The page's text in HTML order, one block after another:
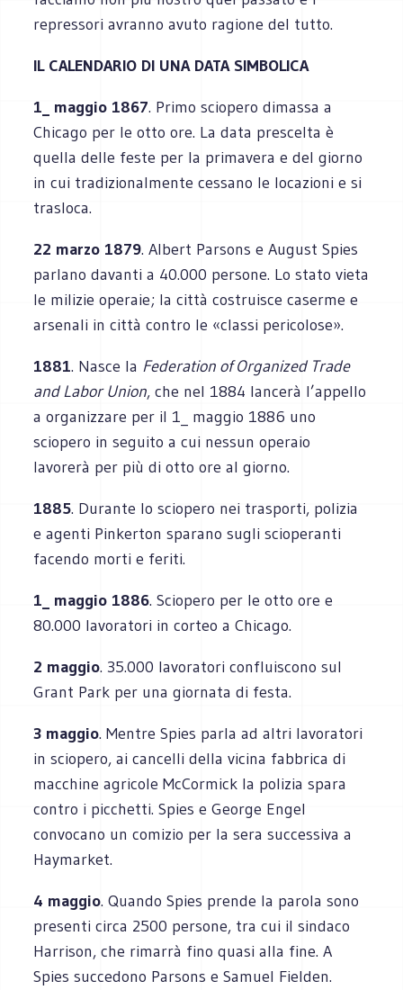
repressori avranno avuto ragione del tutto.
IL CALENDARIO DI UNA DATA SIMBOLICA
1_ maggio 1867. Primo sciopero dimassa a
Chicago per le otto ore. La data prescelta è
quella delle feste per la primavera e del giorno
in cui tradizionalmente cessano le locazioni e si
trasloca.
22 marzo 1879. Albert Parsons e August Spies
parlano davanti a 40.000 persone. Lo stato vieta
le milizie operaie; la città costruisce caserme e
arsenali in città contro le «classi pericolose».
1881. Nasce la Federation of Organized Trade
and Labor Union, che nel 1884 lancerà l’appello
a organizzare per il 1_ maggio 1886 uno
sciopero in seguito a cui nessun operaio
lavorerà per più di otto ore al giorno.
1885. Durante lo sciopero nei trasporti, polizia
e agenti Pinkerton sparano sugli scioperanti
facendo morti e feriti.
1_ maggio 1886. Sciopero per le otto ore e
80.000 lavoratori in corteo a Chicago.
2 maggio. 35.000 lavoratori confluiscono sul
Grant Park per una giornata di festa.
3 maggio. Mentre Spies parla ad altri lavoratori
in sciopero, ai cancelli della vicina fabbrica di
macchine agricole McCormick la polizia spara
contro i picchetti. Spies e George Engel
convocano un comizio per la sera successiva a
Haymarket.
4 maggio. Quando Spies prende la parola sono
presenti circa 2500 persone, tra cui il sindaco
Harrison, che rimarrà fino quasi alla fine. A
Spies succedono Parsons e Samuel Fielden.